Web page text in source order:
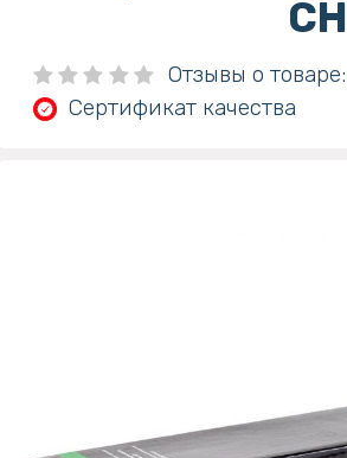
Отзывы о
Сертификат качества